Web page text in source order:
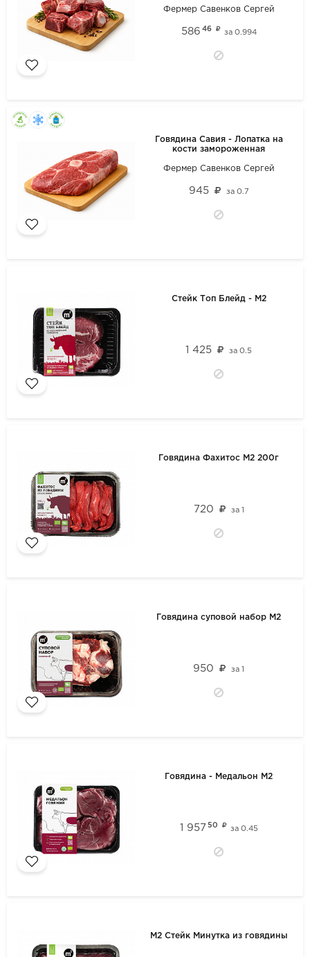
Фермер Савенков Сергей
586 46 за 0.994
Говядина Савия - Лопатка на
кости замороженная
Фермер Савенков Сергей
945 за 0.7
Стейк Топ Блейд - М2
1 425 за0.5
Говядина Фахитос М2 200г
720 за 1
Говядина суповой набор М2
950 за1
Говядина - Медальон М2
1 957 50 за 0.45
М2 Стейк Минутка из говядины